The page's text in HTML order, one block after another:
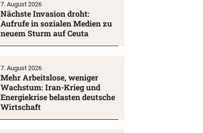
7. August 2026
Nächste Invasion droht:
Aufrufe in sozialen Medien zu
neuem Sturm auf Ceuta
7. August 2026
Mehr Arbeitslose, weniger
Wachstum: Iran-Krieg und
Energiekrise belasten deutsche
Wirtschaft